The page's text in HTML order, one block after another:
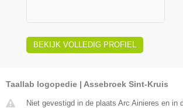
BEKIJK VOLLEDIG PROFIEL
Taallab logopedie | Assebroek Sint-Kruis
Niet gevestigd in de plaats Arc Ainieres en in